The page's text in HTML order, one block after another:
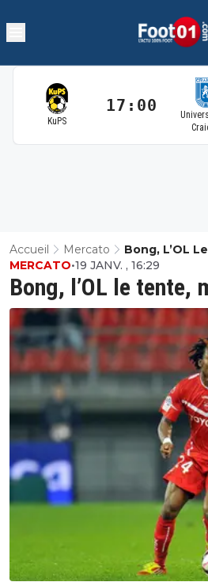
KuPS
17:00
Accueil Mercato Bong, L’OL
Bong, l’OL le tente,
MERCATO•19 JANV. , 16:29